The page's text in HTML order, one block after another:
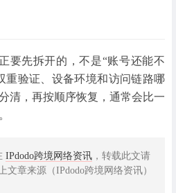
要先拆开的，不是“账号还能不
重验证、设备环境和访问链路哪
清，再按顺序恢复，通常会比一
IPdodo跨境网络资讯 ，转载此文请
文章来源（IPdodo跨境网络资讯）